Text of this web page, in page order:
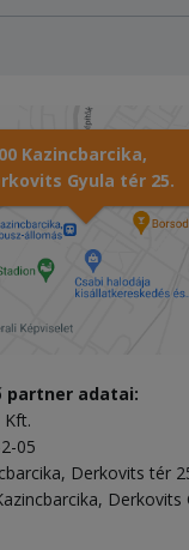
Kazincbarcika,
Gyula tér 25.
partner adatai:
Kft.
05
Derkovits tér
Derkovits